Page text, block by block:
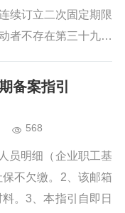
续订立二次固定期限
者不存在第三十九条
不能胜任工作或客观
备案指引
568
员明细（企业职工基
不欠缴。2、该邮箱
。3、本指引自即日